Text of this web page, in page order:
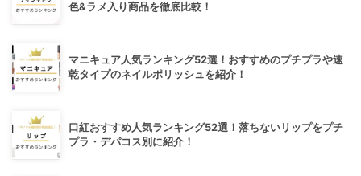
色&ラメ入り商品を徹底比較！
マニキュア人気ランキング52選！おすすめのプチプラや速
乾タイプのネイルポリッシュを紹介！
口紅おすすめ人気ランキング52選！落ちないリップをプチ
プラ・デパコス別に紹介！